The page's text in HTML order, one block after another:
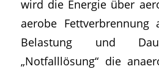
wird die Energie über
aerobe Fettverbrennung
Belastung und
„Notfalllösung“ die